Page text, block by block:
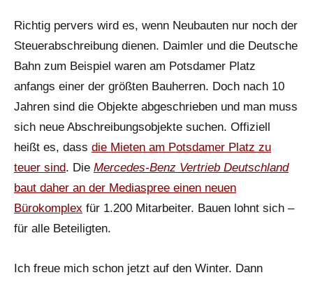
Richtig pervers wird es, wenn Neubauten nur noch der
Steuerabschreibung dienen. Daimler und die Deutsche
Bahn zum Beispiel waren am Potsdamer Platz
anfangs einer der größten Bauherren. Doch nach 10
Jahren sind die Objekte abgeschrieben und man muss
sich neue Abschreibungsobjekte suchen. Offiziell
heißt es, dass die Mieten am Potsdamer Platz zu
teuer sind. Die Mercedes-Benz Vertrieb Deutschland
baut daher an der Mediaspree einen neuen
Bürokomplex für 1.200 Mitarbeiter. Bauen lohnt sich –
für alle Beteiligten.
Ich freue mich schon jetzt auf den Winter. Dann